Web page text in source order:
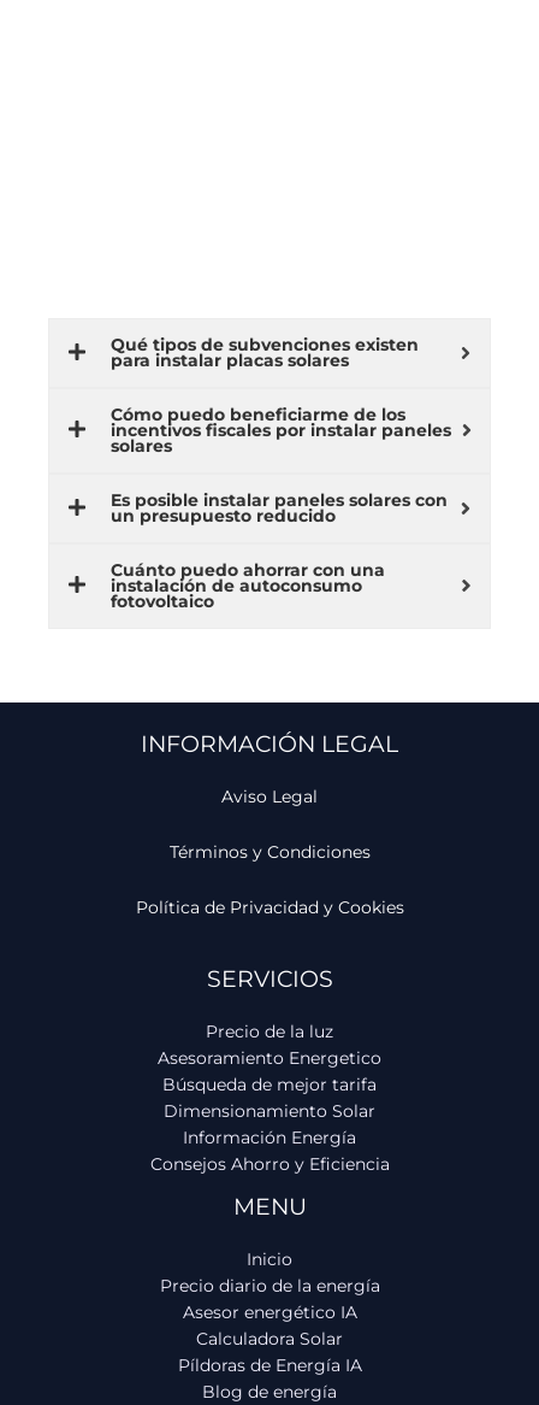
Qué tipos de subvenciones existen
para instalar placas solares
Cómo puedo beneficiarme de los
incentivos fiscales por instalar paneles
solares
Es posible instalar paneles solares con
un presupuesto reducido
Cuánto puedo ahorrar con una
instalación de autoconsumo
fotovoltaico
INFORMACIÓN LEGAL
Aviso Legal
Términos y Condiciones
Política de Privacidad y Cookies
SERVICIOS
Precio de la luz
Asesoramiento Energetico
Búsqueda de mejor tarifa
Dimensionamiento Solar
Información Energía
Consejos Ahorro y Eficiencia
MENU
Inicio
Precio diario de la energía
Asesor energético IA
Calculadora Solar
Píldoras de Energía IA
Blog de energía